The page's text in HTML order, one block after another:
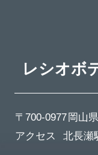
レシオボ
〒700-0977 岡山
アクセス
北長瀬